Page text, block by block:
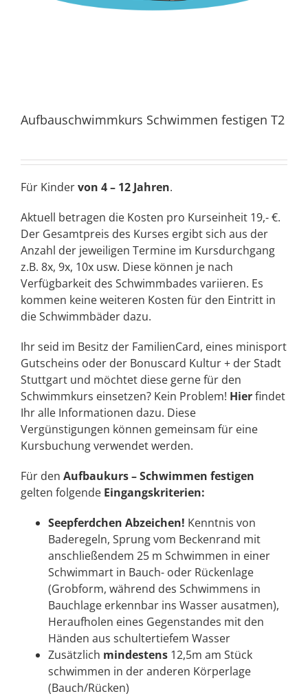
Aufbauschwimmkurs Schwimmen festigen T2
Für Kindervon 4 – 12 Jahren.
Aktuell betragen die Kosten pro Kurseinheit 19,- €.
Der Gesamtpreis des Kurses ergibt sich aus der
Anzahl der jeweiligen Termine im Kursdurchgang
z.B. 8x, 9x, 10x usw. Diese können je nach
Verfügbarkeit des Schwimmbades variieren. Es
kommen keine weiteren Kosten für den Eintritt in
die Schwimmbäder dazu.
Ihr seid im Besitz der FamilienCard, eines minisport
Gutscheins oder der Bonuscard Kultur + der Stadt
Stuttgart und möchtet diese gerne für den
Schwimmkurs einsetzen? Kein Problem! Hierfindet
Ihr alle Informationen dazu. Diese
Vergünstigungen können gemeinsam für eine
Kursbuchung verwendet werden.
Für den Aufbaukurs– Schwimmen festigen
gelten folgende Eingangskriterien:
Seepferdchen Abzeichen! Kenntnis von
Baderegeln, Sprung vom Beckenrand mit
anschließendem 25 m Schwimmen in einer
Schwimmart in Bauch- oder Rückenlage
(Grobform, während des Schwimmens in
Bauchlage erkennbar ins Wasser ausatmen),
Heraufholen eines Gegenstandes mit den
Händen aus schultertiefem Wasser
Zusätzlich mindestens 12,5m am Stück
schwimmen in der anderen Körperlage
(Bauch/Rücken)